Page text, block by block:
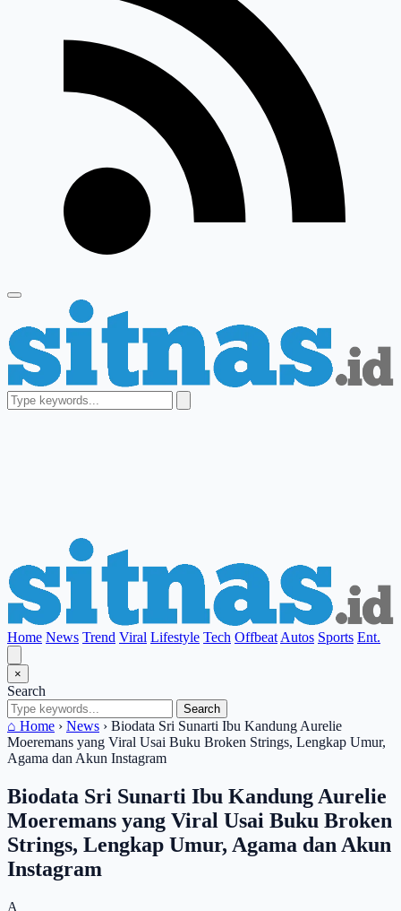
Home News Trend Viral Lifestyle Tech Offbeat Autos Sports Ent.
×
Search
Search
⌂ Home › News › Biodata Sri Sunarti Ibu Kandung Aurelie
Moeremans yang Viral Usai Buku Broken Strings, Lengkap Umur,
Agama dan Akun Instagram
Biodata Sri Sunarti Ibu Kandung Aurelie
Moeremans yang Viral Usai Buku Broken
Strings, Lengkap Umur, Agama dan Akun
Instagram
A